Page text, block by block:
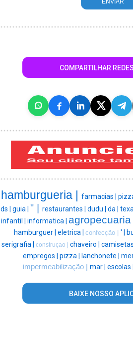
COMPARTILHAR
hamburgueria | farmacias |
ds | guia | " | restaurantes | dudu | da |
infantil | informatica | agropecuaria
hamburguer | eletrica | confecção | ' |
serigrafia | construçao | chaveiro |
empregos | pizza | lanchonete |
impermeabilização | mar | escolas |
BAIXE NOSSO